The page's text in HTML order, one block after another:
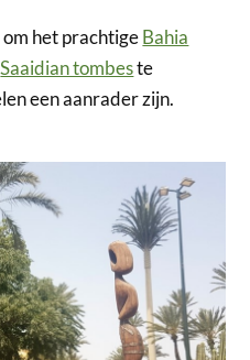
het prachtigeBahia
Saaidian tombeste
een aanrader zijn.